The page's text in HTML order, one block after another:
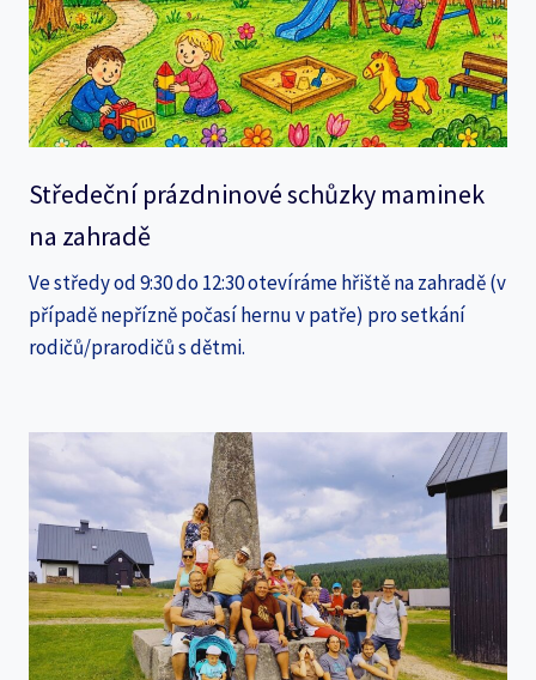
Středeční prázdninové schůzky maminek
na zahradě
Ve středy od 9:30 do 12:30 otevíráme hřiště na zahradě (v
případě nepřízně počasí hernu v patře) pro setkání
rodičů/prarodičů s dětmi.